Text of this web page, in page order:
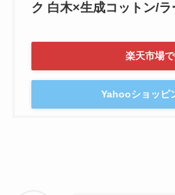
ク 白木×生成コットン/
楽天市場
Yahooショッピ